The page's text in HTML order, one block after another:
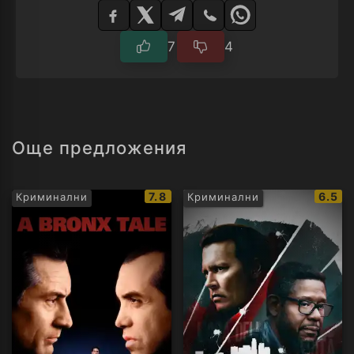
7 4
Още предложения
Криминални
IMDb
рейтинг:
7.8 Криминални
IMDb
6.5